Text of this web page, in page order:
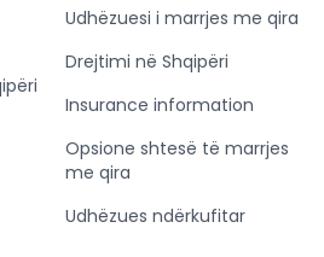
Udhëzuesi i marrjes me qira
Drejtimi në Shqipëri
Insurance information
Opsione shtesë të marrjes
me qira
Udhëzues ndërkufitar